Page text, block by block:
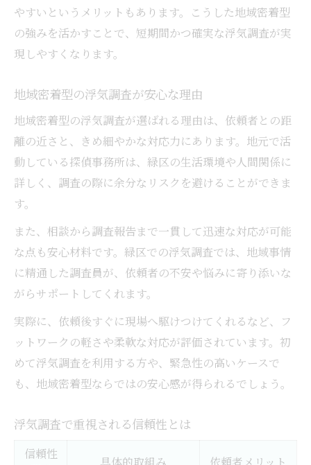
やすいというメリットもあります。こうした地域密着型
の強みを活かすことで、短期間かつ確実な浮気調査が実
現しやすくなります。
地域密着型の浮気調査が安心な理由
地域密着型の浮気調査が選ばれる理由は、依頼者との距
離の近さと、きめ細やかな対応力にあります。地元で活
動している探偵事務所は、緑区の生活環境や人間関係に
詳しく、調査の際に余分なリスクを避けることができま
す。
また、相談から調査報告まで一貫して迅速な対応が可能
な点も安心材料です。緑区での浮気調査では、地域事情
に精通した調査員が、依頼者の不安や悩みに寄り添いな
がらサポートしてくれます。
実際に、依頼後すぐに現場へ駆けつけてくれるなど、フ
ットワークの軽さや柔軟な対応が評価されています。初
めて浮気調査を利用する方や、緊急性の高いケースで
も、地域密着型ならではの安心感が得られるでしょう。
浮気調査で重視される信頼性とは
信頼性